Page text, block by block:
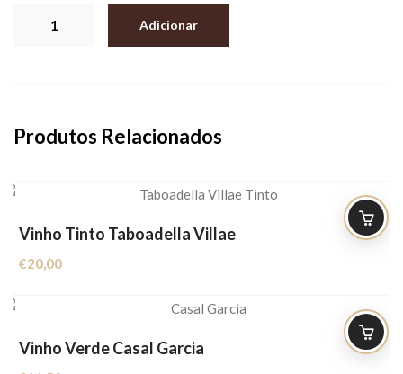
Adicionar
Produtos Relacionados
Vinho Tinto Taboadella Villae
€20,00
Vinho Verde Casal Garcia